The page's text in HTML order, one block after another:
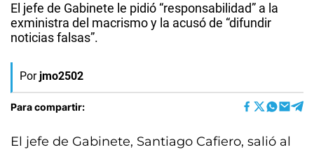
El jefe de Gabinete le pidió “responsabilidad” a la
exministra del macrismo y la acusó de “difundir
noticias falsas”.
Por jmo2502
Para compartir:
El jefe de Gabinete, Santiago Cafiero, salió al